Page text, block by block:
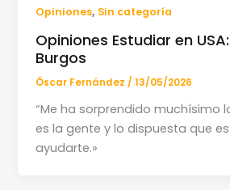
Opiniones, Sin categoría
Opiniones Estudiar en
Burgos
Óscar Fernández /13/05/2026
“Me ha sorprendido muchísimo
es la gente y lo dispuesta que
ayudarte.»